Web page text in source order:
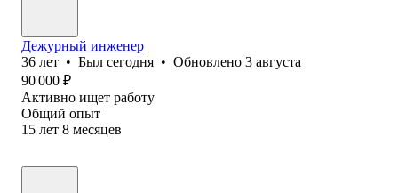
Дежурный инженер
36 лет • Был сегодня • Обновлено 3 августа
90 000 ₽
Активно ищет работу
Общий опыт
15 лет 8 месяцев